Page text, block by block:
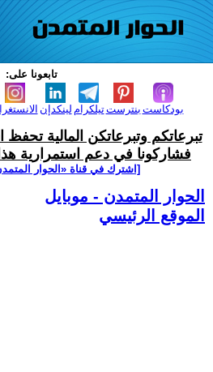
تابعونا على:
لينكدإن تيلكرامبنترست بودكاست
تبرعاتكم وتبرعاتكن المالية تحفظ
فشاركونا في دعم استمرارية
[اشترك في قناة ‫«الحوار
الحوار المتمدن - موبايل
الموقع الرئيسي